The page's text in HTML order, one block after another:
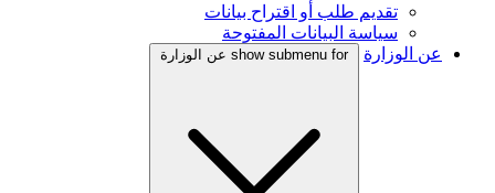
تقديم طلب أو اقتراح بيانات
سياسة البيانات المفتوحة
عن الوزارة
show submenu for عن الوزارة